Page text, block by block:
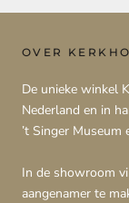
OVER
De unieke winkel
Nederland en in
’t Singer Museum
In de showroom
aangenamer te